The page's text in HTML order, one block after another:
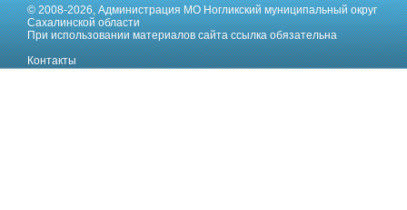
© 2008-2026,Администрация МО Ногликский муниципальный округ
Сахалинской области
При использовании материалов сайта ссылка обязательна
Контакты